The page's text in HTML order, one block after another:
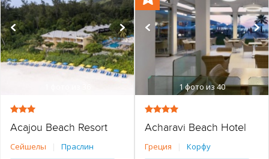
Acajou Beach Resort
Сейшелы
Праслин
1фото из 40
Acharavi Beach Hotel
Греция
Корфу